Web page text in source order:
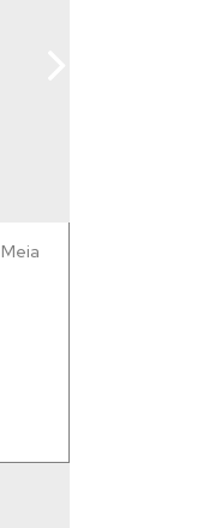
Meia